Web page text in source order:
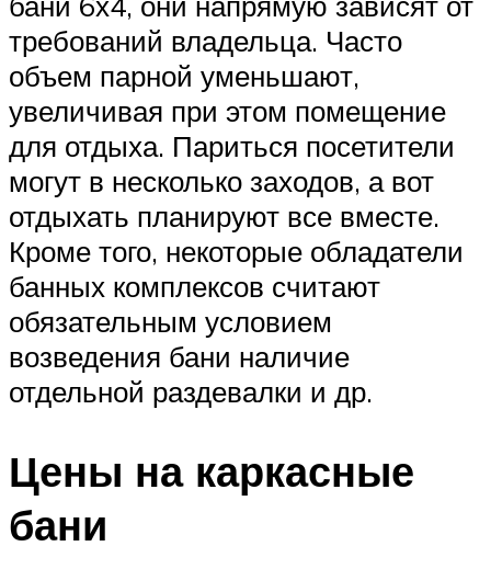
требований владельца. Часто
объем парной уменьшают,
увеличивая при этом помещение
для отдыха. Париться посетители
могут в несколько заходов, а вот
отдыхать планируют все вместе.
Кроме того, некоторые обладатели
банных комплексов считают
обязательным условием
возведения бани наличие
отдельной раздевалки и др.
Цены на каркасные
бани